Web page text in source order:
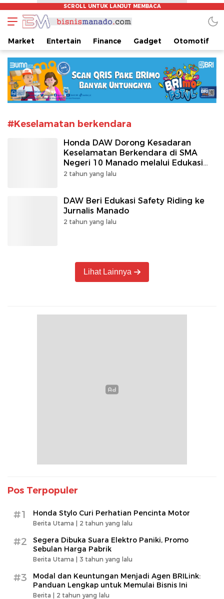
www.bisnismanado.com
Berita Bisnis Sulawesi Utara
Market Entertain Finance Gadget Otomotif
#Keselamatan berkendara
Honda DAW Dorong Kesadaran
Keselamatan Berkendara di SMA
Negeri 10 Manado melalui Edukasi
Safety Riding
2 tahun yang lalu
DAW Beri Edukasi Safety Riding ke
Jurnalis Manado
2 tahun yang lalu
Lihat Lainnya
Pos Terpopuler
#1 Honda Stylo Curi Perhatian Pencinta Motor
Berita Utama | 2 tahun yang lalu
#2
Segera Dibuka Suara Elektro Paniki, Promo
Sebulan Harga Pabrik
Berita Utama | 3 tahun yang lalu
#3
Modal dan Keuntungan Menjadi Agen BRILink:
Panduan Lengkap untuk Memulai Bisnis Ini
Berita | 2 tahun yang lalu